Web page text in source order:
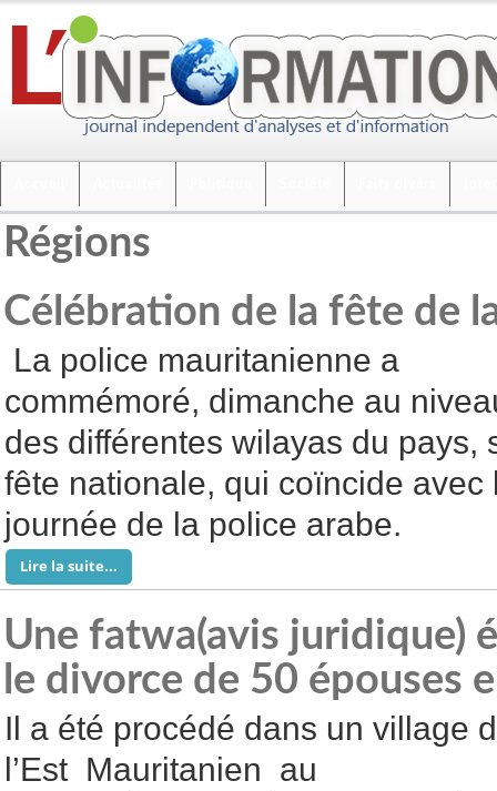
Régions
Célébration de la fête de
La police mauritanienne a
commémoré, dimanche au
des différentes wilayas du pays,
fête nationale, qui coïncide avec
journée de la police arabe.
Lire la suite...
Une fatwa(avis juridique)
le divorce de 50 épouses
Il a été procédé dans un village
l’Est Mauritanien au